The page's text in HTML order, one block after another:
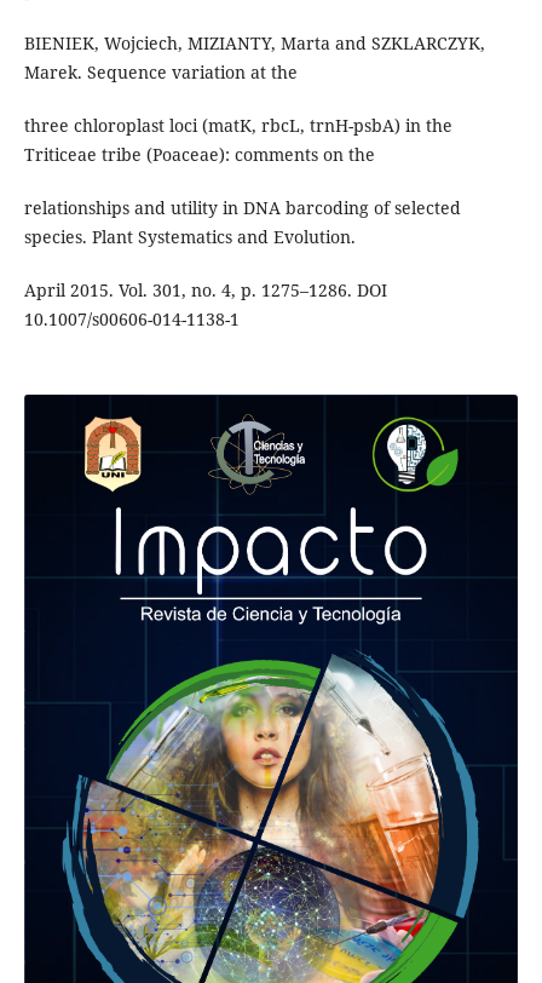
BIENIEK, Wojciech, MIZIANTY, Marta and SZKLARCZYK,
Marek. Sequence variation at the
three chloroplast loci (matK, rbcL, trnH-psbA) in the
Triticeae tribe (Poaceae): comments on the
relationships and utility in DNA barcoding of selected
species. Plant Systematics and Evolution.
April 2015. Vol. 301, no. 4, p. 1275–1286. DOI
10.1007/s00606-014-1138-1